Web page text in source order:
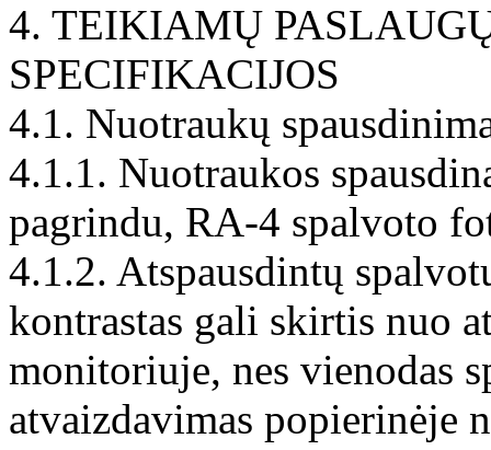
4. TEIKIAMŲ
SPECIFIKACIJOS
4.1. Nuotraukų
4.1.1. Nuotraukos
pagrindu, RA-4 spalvoto
4.1.2. Atspausdintų
kontrastas gali skirtis nuo
monitoriuje, nes vienodas
atvaizdavimas popierinėje